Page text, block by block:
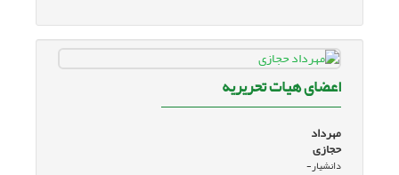
اعضای هیات تحریریه
مهرداد
حجازی
دانشیار-